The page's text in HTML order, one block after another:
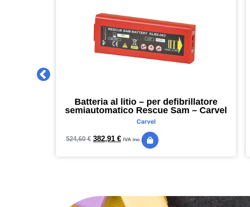
Batteria al litio – per defibrillatore
semiautomatico Rescue Sam – Carvel
Carvel
524,60€ 382,91 € IVA inc.